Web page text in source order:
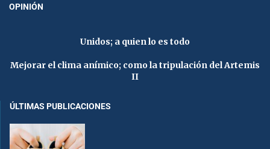
OPINIÓN
Unidos; a quien lo es todo
Mejorar el clima anímico; como la tripulación del Artemis
II
ÚLTIMAS PUBLICACIONES